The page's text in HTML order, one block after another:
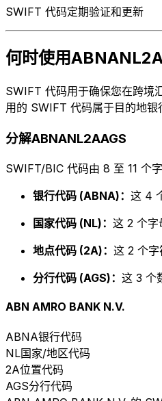
SWIFT 代码定期验证和更新
何时使用
SWIFT 代码用于确保您在跨境
用的 SWIFT 代码属于目的地银
分解ABNANL2AAGS
SWIFT/BIC 代码由 8 至 11 个
银行代码 (ABNA)： 这 4
国家代码 (NL)： 这 2 个字
地点代码 (2A)： 这 2 个字
分行代码 (AGS)： 这 3 个
ABN AMRO BANK N.V.
ABNA银行代码
NL国家/地区代码
2A位置代码
AGS分行代码